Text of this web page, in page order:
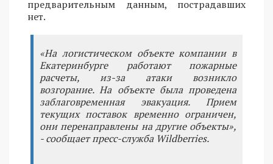
предварительным данным, пострадавших
нет.
«На логистическом объекте компании в
Екатеринбурге работают пожарные
расчеты, из-за атаки возникло
возгорание. На объекте была проведена
заблаговременная эвакуация. Прием
текущих поставок временно ограничен,
они перенаправлены на другие объекты»,
- сообщает пресс-служба Wildberries.